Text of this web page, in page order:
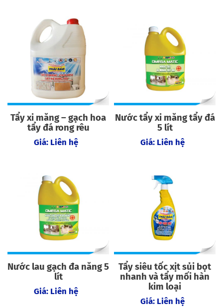
Tẩy xi măng – gạch hoa
tẩy đá rong rêu
Giá: Liên hệ
Nước tẩy xi măng tẩy đá
5 lít
Giá: Liên hệ
Nước lau gạch đa năng 5
lít
Giá: Liên hệ
Tẩy siêu tốc xịt sủi bọt
nhanh và tẩy mối hàn
kim loại
Giá: Liên hệ